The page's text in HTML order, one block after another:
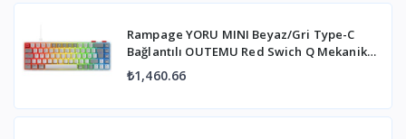
Rampage YORU MINI Beyaz/Gri Type-C
Bağlantılı OUTEMU Red Swich Q Mekanik
Gaming Oyuncu Klavye RGB
₺1,460.66